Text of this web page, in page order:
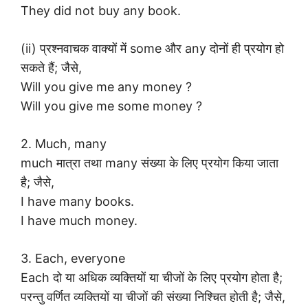
They did not buy any book.
(ii) प्रश्नवाचक वाक्यों में some और any दोनों ही प्रयोग हो
सकते हैं; जैसे,
Will you give me any money ?
Will you give me some money ?
2. Much, many
much मात्रा तथा many संख्या के लिए प्रयोग किया जाता
है; जैसे,
I have many books.
I have much money.
3. Each, everyone
Each दो या अधिक व्यक्तियों या चीजों के लिए प्रयोग होता है;
परन्तु वर्णित व्यक्तियों या चीजों की संख्या निश्चित होती है; जैसे,